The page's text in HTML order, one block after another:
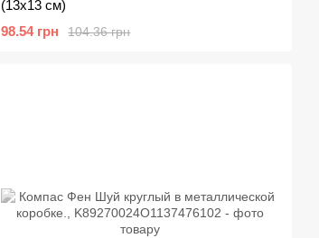
(13х13 см)
104.36 грн
98.54 грн